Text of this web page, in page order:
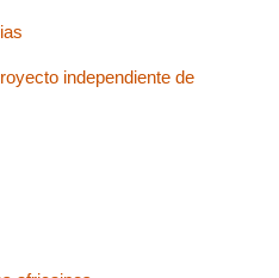
independiente de